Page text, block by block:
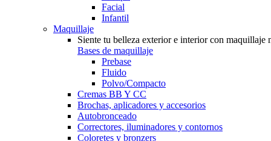
Facial
Infantil
Maquillaje
Siente tu belleza exterior e interior con maquillaje
Bases de maquillaje
Prebase
Fluido
Polvo/Compacto
Cremas BB Y CC
Brochas, aplicadores y accesorios
Autobronceado
Correctores, iluminadores y contornos
Coloretes y bronzers